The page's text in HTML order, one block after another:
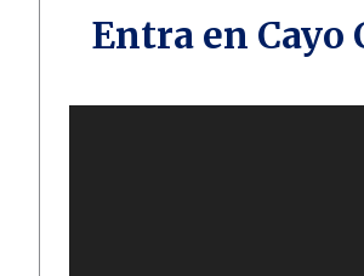
Entra en Cayo